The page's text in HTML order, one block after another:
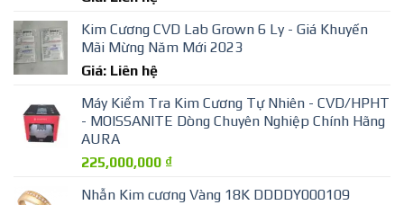
Kim Cương CVD Lab Grown 6 Ly - Giá Khuyến
Mãi Mừng Năm Mới 2023
Giá: Liên hệ
Máy Kiểm Tra Kim Cương Tự Nhiên - CVD/HPHT
- MOISSANITE Dòng Chuyên Nghiệp Chính Hãng
AURA
225,000,000 ₫
Nhẫn Kim cương Vàng 18K DDDDY000109